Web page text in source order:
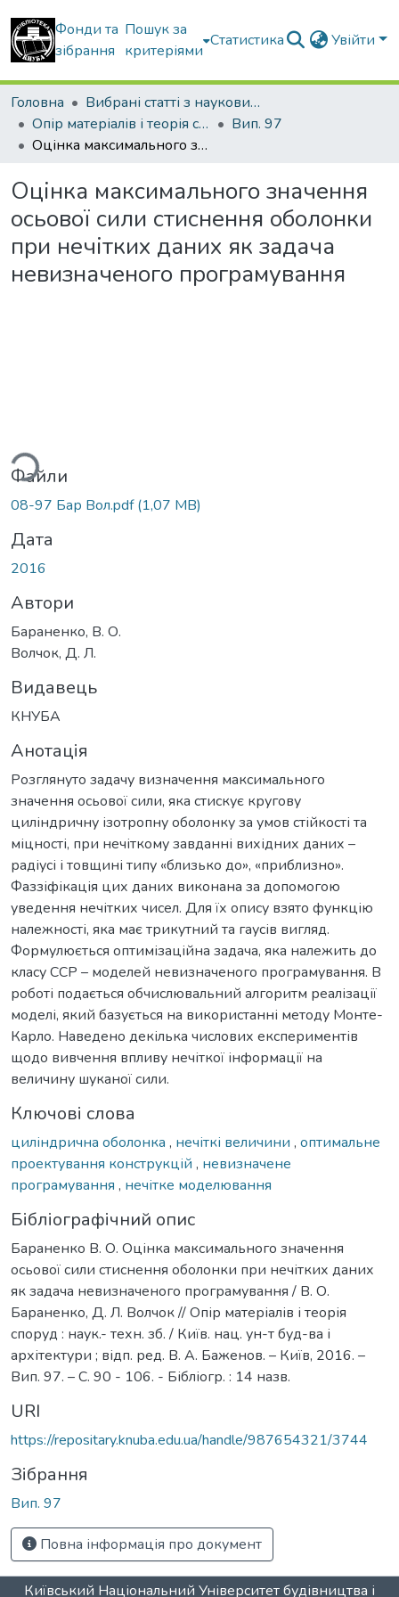
Фонди та
зібрання
Пошук за
критеріями
Статистика Увійти
Головна
Вибрані статті з наукових збірників КНУБА
Опір матеріалів і теорія споруд
Вип. 97
Оцінка максимального значення осьової сили стиснення оболонки при нечітких даних як задача невизначеного програмування
Оцінка максимального значення
осьової сили стиснення оболонки
при нечітких даних як задача
невизначеного програмування
Файли
08-97 Бар Вол.pdf(1,07 MB)
Дата
2016
Автори
Бараненко, В. О.
Волчок, Д. Л.
Видавець
КНУБА
Анотація
Розглянуто задачу визначення максимального
значення осьової сили, яка стискує кругову
циліндричну ізотропну оболонку за умов стійкості та
міцності, при нечіткому завданні вихідних даних –
радіусі і товщині типу «близько до», «приблизно».
Фаззіфікація цих даних виконана за допомогою
уведення нечітких чисел. Для їх опису взято функцію
належності, яка має трикутний та гаусів вигляд.
Формулюється оптимізаційна задача, яка належить до
класу ССР – моделей невизначеного програмування. В
роботі подається обчислювальний алгоритм реалізації
моделі, який базується на використанні методу Монте-
Карло. Наведено декілька числових експериментів
щодо вивчення впливу нечіткої інформації на
величину шуканої сили.
Ключові слова
циліндрична оболонка , нечіткі величини , оптимальне
проектування конструкцій , невизначене
програмування , нечітке моделювання
Бібліографічний опис
Бараненко В. О. Оцінка максимального значення
осьової сили стиснення оболонки при нечітких даних
як задача невизначеного програмування / В. О.
Бараненко, Д. Л. Волчок // Опір матеріалів і теорія
споруд : наук.- техн. зб. / Київ. нац. ун-т буд-ва і
архітектури ; відп. ред. В. А. Баженов. – Київ, 2016. –
Вип. 97. – С. 90 - 106. - Бібліогр. : 14 назв.
URI
https://repositary.knuba.edu.ua/handle/987654321/3744
Зібрання
Вип. 97
Повна інформація про документ
Київський Національний Університет будівництва і